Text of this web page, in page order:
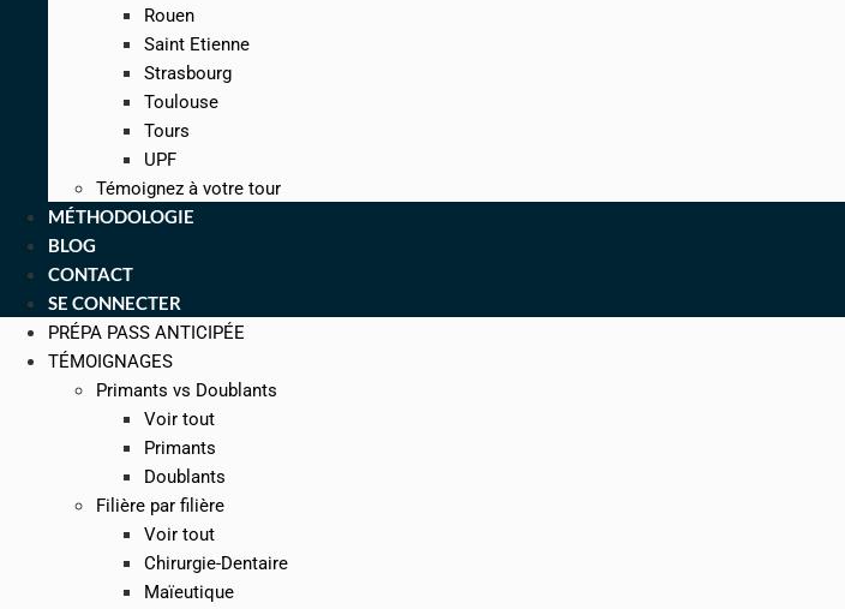
Rouen
Saint Etienne
Strasbourg
Toulouse
Tours
UPF
Témoignez à votre tour
MÉTHODOLOGIE
BLOG
CONTACT
SE CONNECTER
PRÉPA PASS ANTICIPÉE
TÉMOIGNAGES
Primants vs Doublants
Voir tout
Primants
Doublants
Filière par filière
Voir tout
Chirurgie-Dentaire
Maïeutique